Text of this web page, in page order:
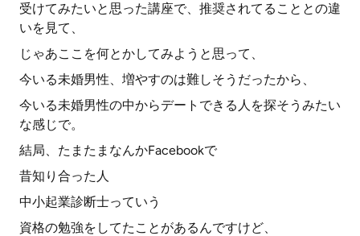
受けてみたいと思った講座で、推奨されてることとの違
いを見て、
じゃあここを何とかしてみようと思って、
今いる未婚男性、増やすのは難しそうだったから、
今いる未婚男性の中からデートできる人を探そうみたい
な感じで。
結局、たまたまなんかFacebookで
昔知り合った人
中小起業診断士っていう
資格の勉強をしてたことがあるんですけど、